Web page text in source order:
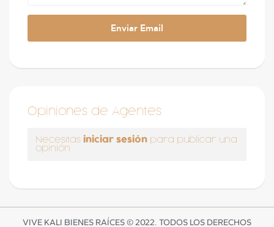
Opiniones de Agentes
Necesitas iniciar sesión para publicar una
opinión
VIVE KALI BIENES RAÍCES © 2022. TODOS LOS DERECHOS